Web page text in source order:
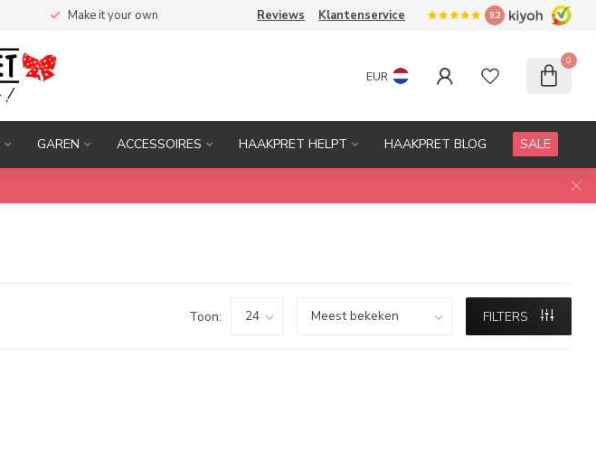
Make it your own Reviews Klantenservice 9.2
EUR
0
GAREN ACCESSOIRES HAAKPRET HELPT HAAKPRET BLOG SALE
Toon: FILTERS